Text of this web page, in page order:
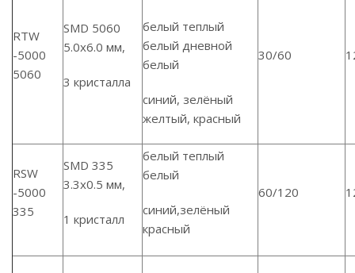
RTW
-5000
5060
SMD 5060
5.0х6.0 мм,
3 кристалла
белый теплый
белый дневной
белый
синий, зелёный
желтый, красный
30/60
RSW
-5000
335
SMD 335
3.3х0.5 мм,
1 кристалл
белый теплый
белый
синий,зелёный
красный
60/120